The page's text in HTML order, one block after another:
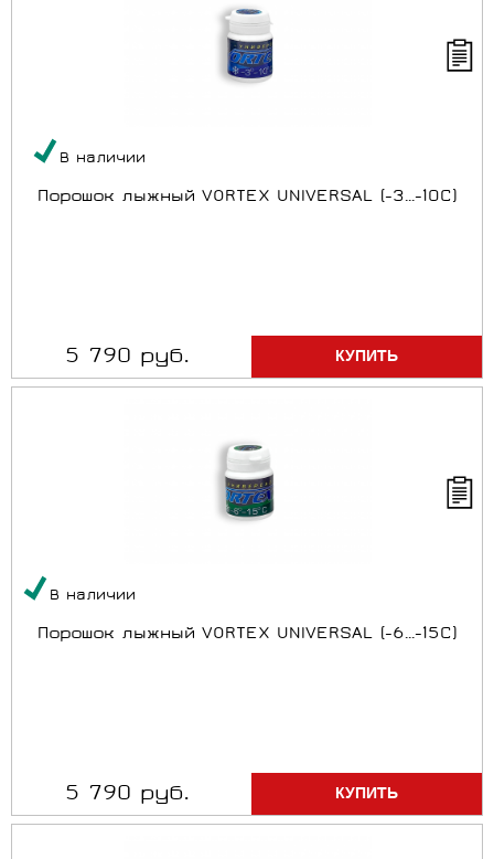
В наличии
Порошок лыжный VORTEX UNIVERSAL (-3...-10C)
5 790 руб.
В наличии
Порошок лыжный VORTEX UNIVERSAL (-6...-15C)
5 790 руб.